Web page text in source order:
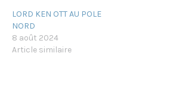
LORD KEN OTT AU POLE
NORD
8 août 2024
Article similaire